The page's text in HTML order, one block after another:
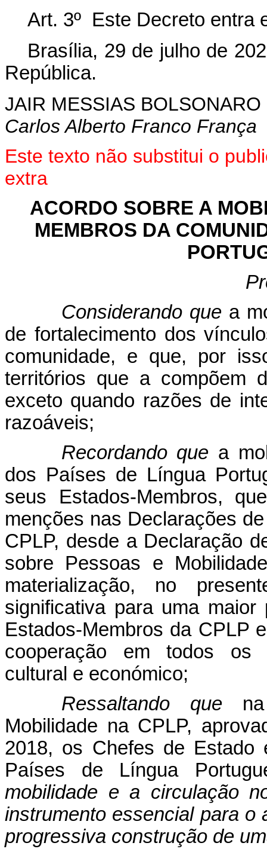
Art. 3º Este Decreto entra
Brasília, 29 de julho de
República.
JAIR MESSIAS BOLSONARO
Carlos Alberto Franco França
Este texto não substitui o
extra
ACORDO SOBRE A
MEMBROS DA
Considerando quea
de fortalecimento dos
comunidade, e que, por
territórios que a compõem
exceto quando razões de
razoáveis;
Recordando que a
dos Países de Língua
seus Estados-Membros,
menções nas Declarações
CPLP, desde a Declaração
sobre Pessoas e
materialização, no
significativa para uma
Estados-Membros da CPLP
cooperação em todos os
cultural e económico;
Ressaltando quena
Mobilidade na CPLP,
2018, os Chefes de Estado
Países de Língua
mobilidade e a circulação
instrumento essencial para o
progressiva construção de